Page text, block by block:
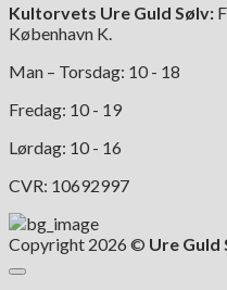
Kultorvets Ure Guld Sølv:
København K.
Man – Torsdag: 10 - 18
Fredag: 10 - 19
Lørdag: 10 - 16
CVR: 10692997
Copyright 2026 © Ure Guld